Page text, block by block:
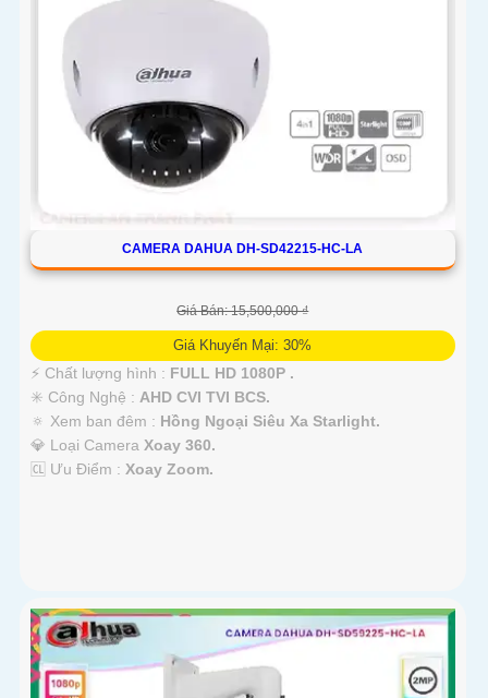
CAMERA DAHUA DH-SD42215-HC-LA
Giá Bán: 15,500,000 ₫
Giá Khuyến Mại: 30%
️⚡ Chất lượng hình : FULL HD 1080P .
✳️ Công Nghệ : AHD CVI TVI BCS.
🔅 Xem ban đêm : Hồng Ngoại Siêu Xa Starlight.
💎 Loại Camera Xoay 360.
️🆑 Ưu Điểm : Xoay Zoom.